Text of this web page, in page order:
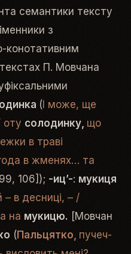
семантики тексту
з
конотативним
П. Мовчана
(І може, ще
оту солодинку, що
в траві
в жменях… та
106]); -иц’-: мукиця
– в десниці, – /
на мукицю. [Мовчан
(Па­ль­ця­т­ко, пу­че­ч­